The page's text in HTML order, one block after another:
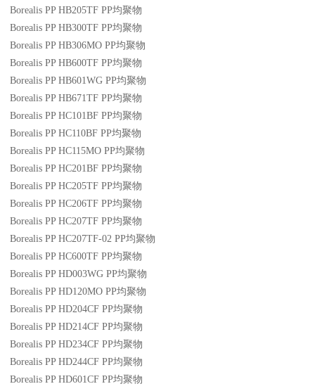
Borealis PP HB205TF PP均聚物
Borealis PP HB300TF PP均聚物
Borealis PP HB306MO PP均聚物
Borealis PP HB600TF PP均聚物
Borealis PP HB601WG PP均聚物
Borealis PP HB671TF PP均聚物
Borealis PP HC101BF PP均聚物
Borealis PP HC110BF PP均聚物
Borealis PP HC115MO PP均聚物
Borealis PP HC201BF PP均聚物
Borealis PP HC205TF PP均聚物
Borealis PP HC206TF PP均聚物
Borealis PP HC207TF PP均聚物
Borealis PP HC207TF-02 PP均聚物
Borealis PP HC600TF PP均聚物
Borealis PP HD003WG PP均聚物
Borealis PP HD120MO PP均聚物
Borealis PP HD204CF PP均聚物
Borealis PP HD214CF PP均聚物
Borealis PP HD234CF PP均聚物
Borealis PP HD244CF PP均聚物
Borealis PP HD601CF PP均聚物